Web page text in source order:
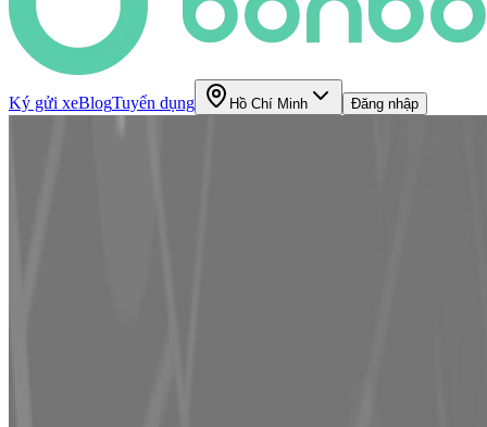
Ký gửi xeBlogTuyển dụng Hồ Chí Minh Đăng nhập